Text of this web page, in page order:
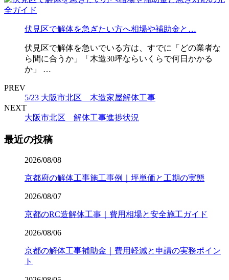
伏見区で解体を急ぎたい方へ相場や補助金と…
伏見区で解体を急いでいる方は、すでに「どの業者な
ら間に合うか」「木造30坪ならいくらで何日かかる
か」 …
PREV
5/23 大阪市北区 木造家屋解体工事
NEXT
大阪市北区 解体工事進捗状況
最近の投稿
2026/08/08
京都府の解体工事施工事例｜坪単価と工期の実態
2026/08/07
京都のRC造解体工事｜費用相場と安全施工ガイド
2026/08/06
京都の解体工事補助金｜費用軽減と申請の実務ポイン
ト